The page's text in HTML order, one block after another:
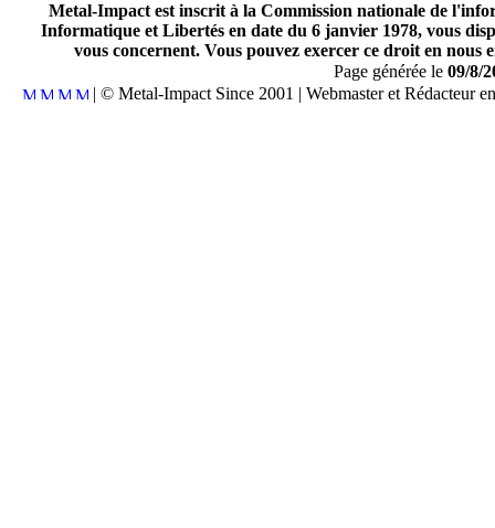
Metal-Impact est inscrit à la Commission nationale de
Informatique et Libertés en date du 6 janvier 1978, vous
vous concernent. Vous pouvez exercer ce droit en
Page générée le 09/8/
| © Metal-Impact Since 2001 | Webmaster et Rédacteur